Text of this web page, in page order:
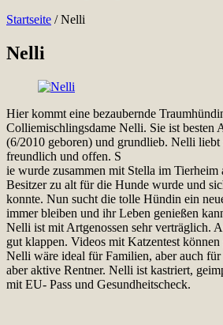
Startseite /Nelli
Nelli
Hier kommt eine bezaubernde
Colliemischlingsdame Nelli. Sie ist besten
(6/2010 geboren) und grundlieb. Nelli liebt
freundlich und offen. S
ie wurde zusammen mit Stella im Tierheim
Besitzer zu alt für die Hunde wurde und
konnte. Nun sucht die tolle Hündin ein
immer bleiben und ihr Leben genießen
Nelli ist mit Artgenossen sehr verträglich.
gut klappen. Videos mit Katzentest können
Nelli wäre ideal für Familien, aber auch
aber aktive Rentner. Nelli ist kastriert,
mit EU- Pass und Gesundheitscheck.